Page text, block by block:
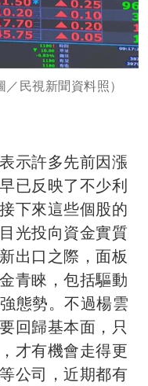
民視新聞資料照）
示許多先前因漲
已反映了不少利
下來這些個股的
光投向資金實質
出口之際，面板
青睞，包括驅動
態勢。不過楊雲
回歸基本面，只
才有機會走得更
公司，近期都有